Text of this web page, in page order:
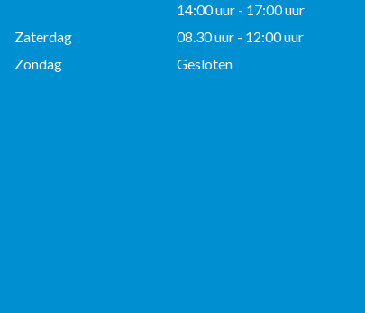
14:00 uur - 17:00 uur
Zaterdag
08.30 uur - 12:00 uur
Zondag
Gesloten